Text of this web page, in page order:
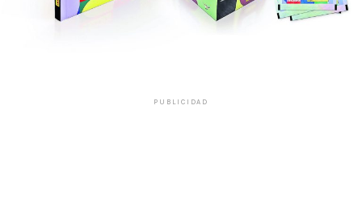
PUBLICIDAD